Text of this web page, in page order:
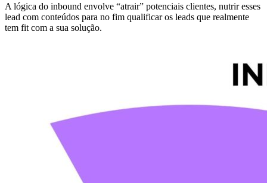
A lógica do inbound envolve “atrair” potenciais clientes, nutrir esses
lead com conteúdos para no fim qualificar os leads que realmente
tem fit com a sua solução.